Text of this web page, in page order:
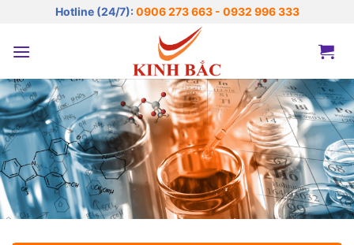
nội
Hotline (24/7): 0906 273 663 - 0932 996 333